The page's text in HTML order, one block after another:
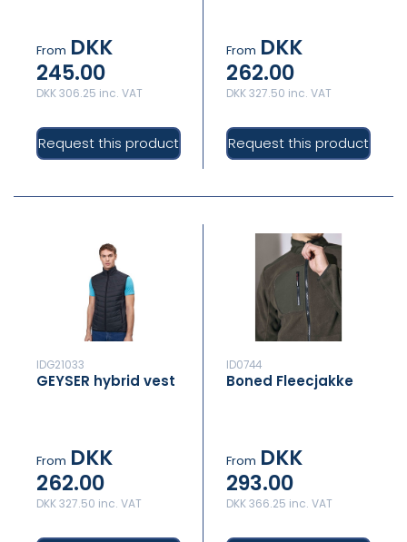
From DKK
245.00
DKK 306.25 inc. VAT
Request this product
From DKK
262.00
DKK 327.50 inc. VAT
Request this product
IDG21033
GEYSER hybrid vest
From DKK
262.00
DKK 327.50 inc. VAT
ID0744
Boned Fleecjakke
From DKK
293.00
DKK 366.25 inc. VAT